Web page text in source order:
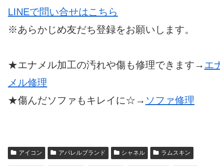
LINEで問い合せはこちら
※あらかじめ友だち登録をお願いします。
★エナメル加工の汚れや傷も修理できます→ エ
メル修理
★傷んだソファもキレイに☆→ ソファ修理
アイコン アパレルブランド シャネル ラムスキン